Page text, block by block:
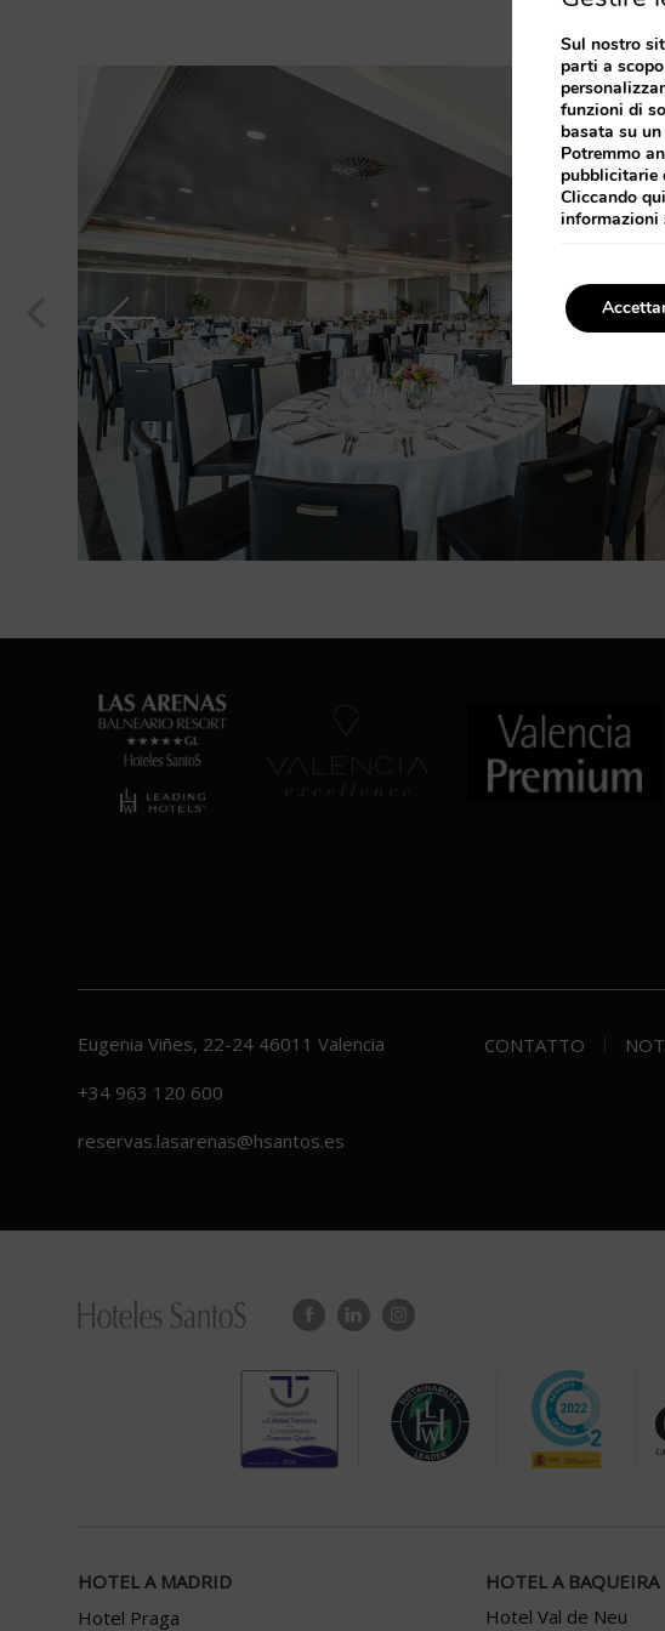
Eugenia Viñes, 22-24 46011 Valencia
+34 963 120 600
reservas.lasarenas@hsantos.es
CONTATTO
HOTEL A MADRID
Hotel Praga
HOTEL A BAQUEIRA
Hotel Val de Neu
Sul nostro
parti a
funzioni di
basata su
Potremmo
pubblicitarie
Cliccando qui
informazioni